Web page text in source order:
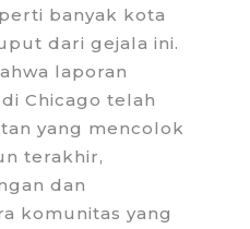
banyak kota
dari gejala ini.
laporan
Chicago telah
yang mencolok
terakhir,
dan
komunitas yang